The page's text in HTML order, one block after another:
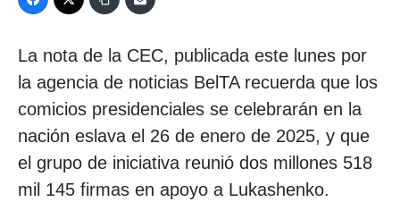
La nota de la CEC, publicada este lunes por
la agencia de noticias BelTA recuerda que los
comicios presidenciales se celebrarán en la
nación eslava el 26 de enero de 2025, y que
el grupo de iniciativa reunió dos millones 518
mil 145 firmas en apoyo a Lukashenko.